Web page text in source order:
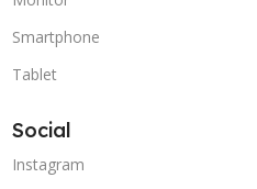
Smartphone
Tablet
Social
Instagram